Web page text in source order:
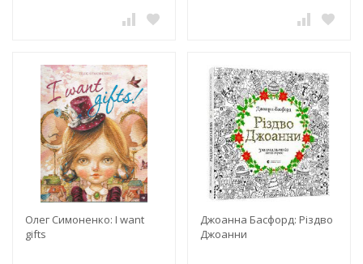
Олег Симоненко: I want
gifts
Джоанна Басфорд: Різдво
Джоанни